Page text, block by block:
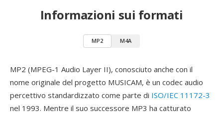
Informazioni sui formati
MP2 M4A
MP2 (MPEG-1 Audio Layer II), conosciuto anche con il
nome originale del progetto MUSICAM, è un codec audio
percettivo standardizzato come parte di ISO/IEC 11172-3
nel 1993. Mentre il suo successore MP3 ha catturato